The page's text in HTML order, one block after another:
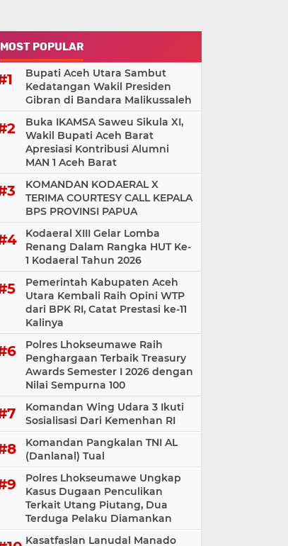
MOST POPULAR
Bupati Aceh Utara Sambut
Kedatangan Wakil Presiden
Gibran di Bandara Malikussaleh
Buka IKAMSA Saweu Sikula XI,
Wakil Bupati Aceh Barat
Apresiasi Kontribusi Alumni
MAN 1 Aceh Barat
KOMANDAN KODAERAL X
TERIMA COURTESY CALL KEPALA
BPS PROVINSI PAPUA
Kodaeral XIII Gelar Lomba
Renang Dalam Rangka HUT Ke-
1 Kodaeral Tahun 2026
Pemerintah Kabupaten Aceh
Utara Kembali Raih Opini WTP
dari BPK RI, Catat Prestasi ke-11
Kalinya
Polres Lhokseumawe Raih
Penghargaan Terbaik Treasury
Awards Semester I 2026 dengan
Nilai Sempurna 100
Komandan Wing Udara 3 Ikuti
Sosialisasi ‎Dari Kemenhan RI
Komandan Pangkalan TNI AL
(Danlanal) Tual
Polres Lhokseumawe Ungkap
Kasus Dugaan Penculikan
Terkait Utang Piutang, Dua
Terduga Pelaku Diamankan
Kasatfaslan Lanudal Manado